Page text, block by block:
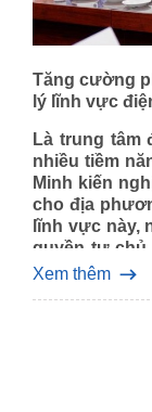
Tăng cường
lý lĩnh vực
Là trung tâm
nhiều tiềm
Minh kiến
cho địa
lĩnh vực này,
quyền tự chủ
sách để đầu
Xem thêm